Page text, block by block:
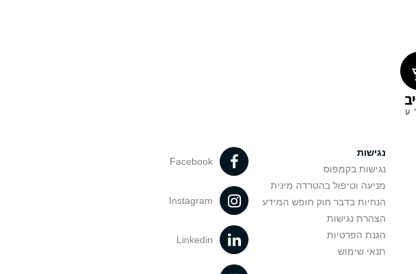
נגישות
נגישות בקמפוס
מניעה וטיפול בהטרדה מינית
הנחיות בדבר חוק חופש המידע
הצהרת נגישות
הגנת הפרטיות
תנאי שימוש
Facebook
Instagram
Linkedin